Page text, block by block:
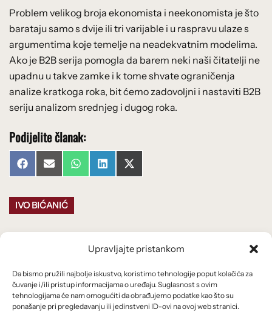
Upravljajte pristankom
Da bismo pružili najbolje iskustvo, koristimo tehnologije poput kolačića za
čuvanje i/ili pristup informacijama o uređaju. Suglasnost s ovim
tehnologijama će nam omogućiti da obrađujemo podatke kao što su
ponašanje pri pregledavanju ili jedinstveni ID-ovi na ovoj web stranici.
Problem velikog broja ekonomista i neekonomista je što
barataju samo s dvije ili tri varijable i u raspravu ulaze s
argumentima koje temelje na neadekvatnim modelima.
Ako je B2B serija pomogla da barem neki naši čitatelji ne
upadnu u takve zamke i k tome shvate ograničenja
analize kratkoga roka, bit ćemo zadovoljni i nastaviti B2B
seriju analizom srednjeg i dugog roka.
Podijelite članak:
Share
on
FacebookShare
on
Email Share
on
WhatsAppShare
on
LinkedInShare
on
X
(Twitter)
IVO BIĆANIĆ
Sponzorirani tekst. Foto: Dmytro Demidko / Unsplash